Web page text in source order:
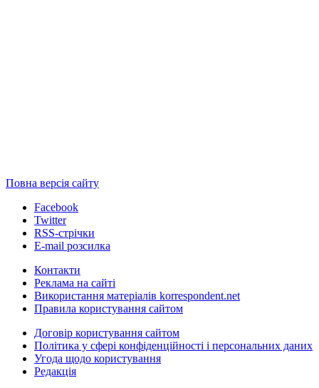
Повна версія сайту
Facebook
Twitter
RSS-стрічки
E-mail розсилка
Контакти
Реклама на сайті
Використання матеріалів korrespondent.net
Правила користування сайтом
Договір користування сайтом
Політика у сфері конфіденційності і персональних даних
Угода щодо користування
Редакція